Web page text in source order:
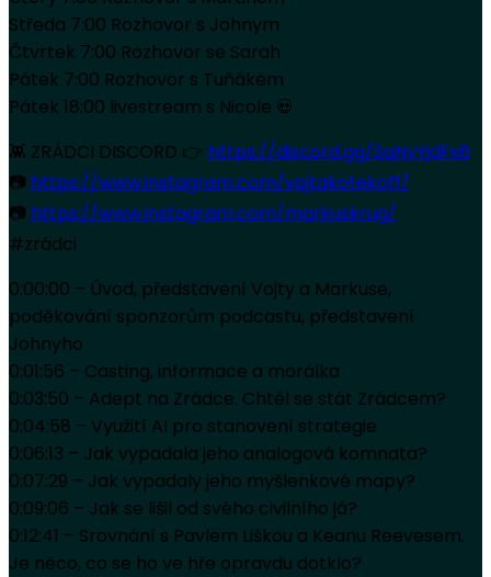
Středa 7:00 Rozhovor s Johnym
Čtvrtek 7:00 Rozhovor se Sarah
Pátek 7:00 Rozhovor s Tuňákem
Pátek 18:00 livestream s Nicole 💀
👾 ZRÁDCI DISCORD 👉 https://discord.gg/SqNyYjdFx6
📷 https://www.instagram.com/vojtakotekoff/
📷 https://www.instagram.com/markuskrug/
#zrádci
0:00:00 – Úvod, představení Vojty a Markuse,
poděkování sponzorům podcastu, představení
Johnyho
0:01:56 – Casting, informace a morálka
0:03:50 – Adept na Zrádce. Chtěl se stát Zrádcem?
0:04:58 – Využití AI pro stanovení strategie
0:06:13 – Jak vypadala jeho analogová komnata?
0:07:29 – Jak vypadaly jeho myšlenkové mapy?
0:09:06 – Jak se lišil od svého civilního já?
0:12:41 – Srovnání s Pavlem Liškou a Keanu Reevesem.
Je něco, co se ho ve hře opravdu dotklo?